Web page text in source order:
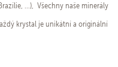
...), Všechny naše minerály
krystal je unikátní a originální